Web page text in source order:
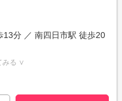
13分 ／ 南四日市駅 徒歩20
みる ∨